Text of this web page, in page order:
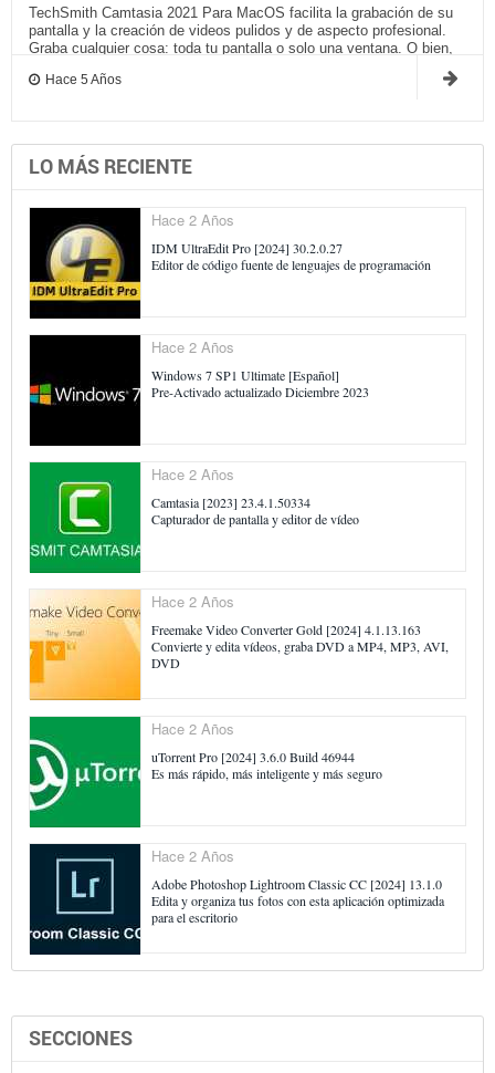
TechSmith Camtasia 2021 Para MacOS facilita la grabación de su
pantalla y la creación de videos pulidos y de aspecto profesional.
Graba cualquier cosa: toda tu pantalla o solo una ventana. O bien,
Hace 5 Años
LO MÁS RECIENTE
Hace 2 Años
IDM UltraEdit Pro [2024] 30.2.0.27
Editor de código fuente de lenguajes de programación
Hace 2 Años
Windows 7 SP1 Ultimate [Español]
Pre-Activado actualizado Diciembre 2023
Hace 2 Años
Camtasia [2023] 23.4.1.50334
Capturador de pantalla y editor de vídeo
Hace 2 Años
Freemake Video Converter Gold [2024] 4.1.13.163
Convierte y edita vídeos, graba DVD a MP4, MP3, AVI,
DVD
Hace 2 Años
uTorrent Pro [2024] 3.6.0 Build 46944
Es más rápido, más inteligente y más seguro
Hace 2 Años
Adobe Photoshop Lightroom Classic CC [2024] 13.1.0
Edita y organiza tus fotos con esta aplicación optimizada
para el escritorio
SECCIONES